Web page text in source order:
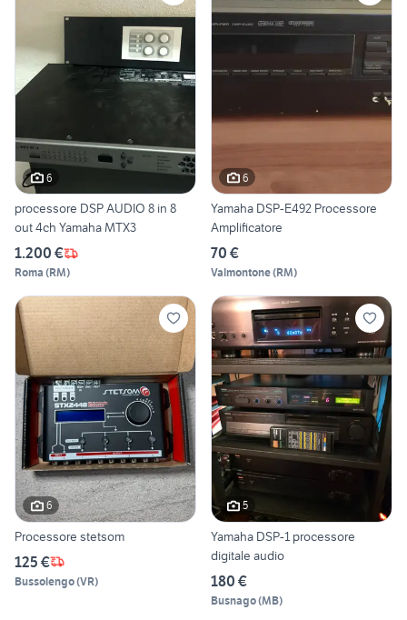
6
processore DSP AUDIO 8 in 8
out 4ch Yamaha MTX3
1.200 €
Roma (RM)
6
Yamaha DSP-E492 Processore
Amplificatore
70 €
Valmontone(RM)
6
Processore stetsom
125 €
Bussolengo(VR)
5
Yamaha DSP-1 processore
digitale audio
180 €
Busnago(MB)